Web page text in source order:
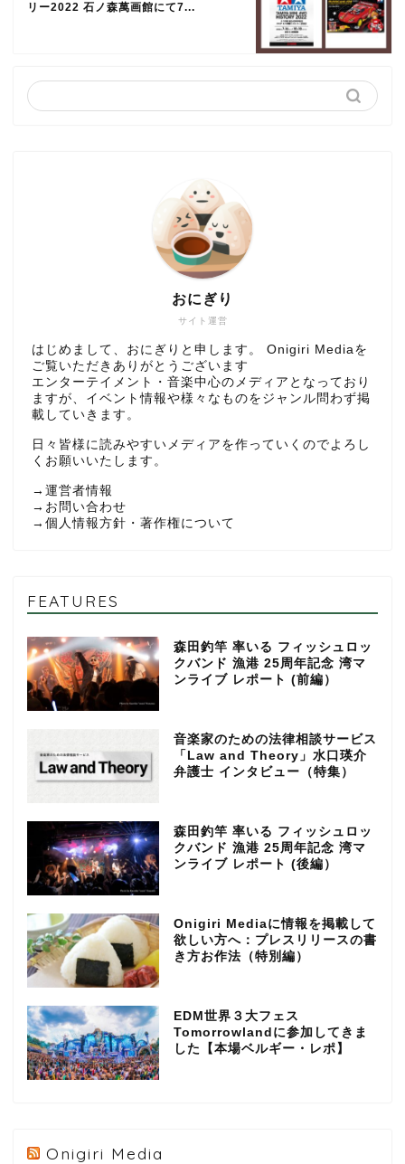
リー2022 石ノ森萬画館にて7...
サイト運営
おにぎり
はじめまして、おにぎりと申します。 Onigiri Mediaを
ご覧いただきありがとうございます
エンターテイメント・音楽中心のメディアとなっており
ますが、イベント情報や様々なものをジャンル問わず掲
載していきます。
日々皆様に読みやすいメディアを作っていくのでよろし
くお願いいたします。
→ 運営者情報
→ お問い合わせ
→ 個人情報方針・著作権について
FEATURES
森田釣竿 率いる フィッシュロッ
クバンド 漁港 25周年記念 湾マ
ンライブ レポート (前編）
音楽家のための法律相談サービス
「Law and Theory」水口瑛介
弁護士 インタビュー（特集）
森田釣竿 率いる フィッシュロッ
クバンド 漁港 25周年記念 湾マ
ンライブ レポート (後編）
Onigiri Mediaに情報を掲載して
欲しい方へ：プレスリリースの書
き方お作法（特別編）
EDM世界３大フェス
Tomorrowlandに参加してきま
した【本場ベルギー・レポ】
Onigiri Media